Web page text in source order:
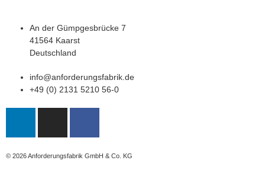
An der Gümpgesbrücke 7
41564 Kaarst
Deutschland
info@anforderungsfabrik.de
+49 (0) 2131 5210 56-0
© 2026Anforderungsfabrik GmbH & Co. KG